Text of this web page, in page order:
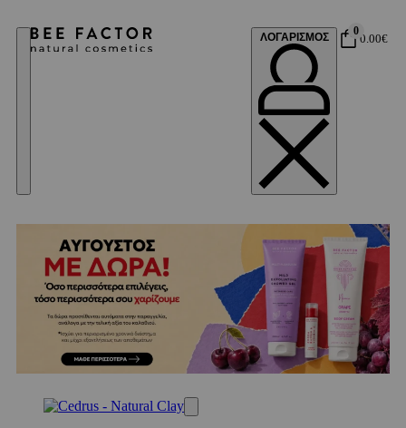
ΛΟΓΑΡΙΣΜΟΣ 0
0.00€